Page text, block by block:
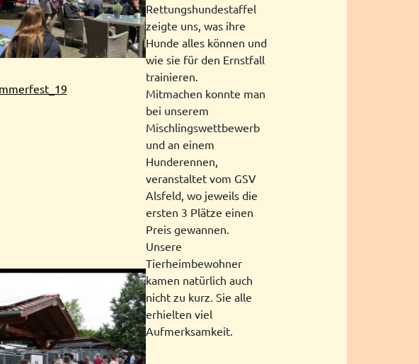
Rettungshundestaffel
zeigte uns, was ihre
Hunde alles können und
wie sie für den Ernstfall
trainieren.
Mitmachen konnte man
bei unserem
Mischlingswettbewerb
und an einem
Hunderennen,
veranstaltet vom GSV
Alsfeld, wo jeweils die
ersten 3 Plätze einen
Preis gewannen.
Unsere
Tierheimbewohner
kamen natürlich auch
nicht zu kurz. Sie alle
erhielten viel
Aufmerksamkeit.